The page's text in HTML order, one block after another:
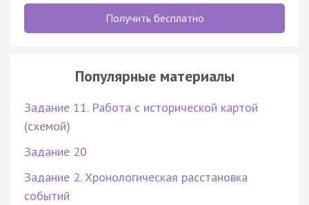
Получить бесплатно
Популярные материалы
Задание 11. Работа с исторической картой
(схемой)
Задание 20
Задание 2. Хронологическая расстановка
событий